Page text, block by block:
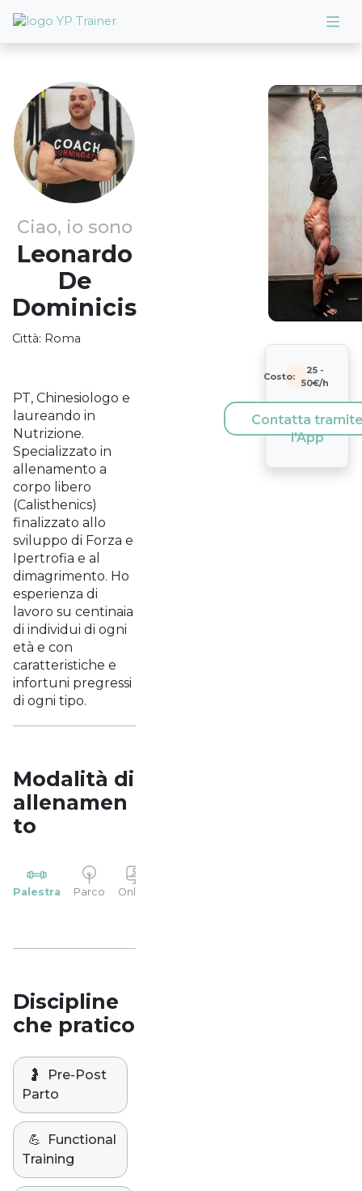
Ciao, io sono
Leonardo
De
Dominicis
Città: Roma
PT, Chinesiologo e
laureando in
Nutrizione.
Specializzato in
allenamento a
corpo libero
(Calisthenics)
finalizzato allo
sviluppo di Forza e
Ipertrofia e al
dimagrimento. Ho
esperienza di
lavoro su centinaia
di individui di ogni
età e con
caratteristiche e
infortuni pregressi
di ogni tipo.
Modalità di
allenamen
to
Palestra Parco Online
Discipline
che pratico
🤰
Pre-Post
Parto
💪
Functional
Training
Costo:
25 -
50€/h
Contatta
l'App